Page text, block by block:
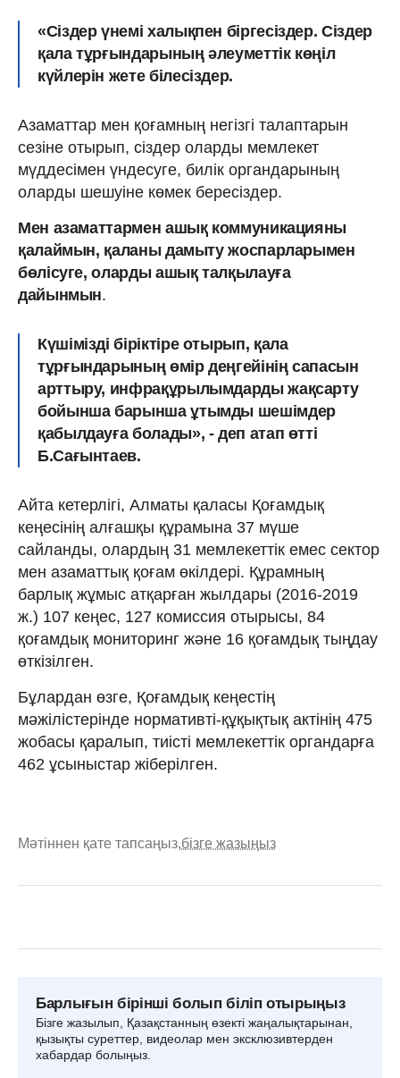
«Сіздер үнемі халықпен біргесіздер. Сіздер
қала тұрғындарының әлеуметтік көңіл
күйлерін жете білесіздер.
Азаматтар мен қоғамның негізгі талаптарын
сезіне отырып, сіздер оларды мемлекет
мүддесімен үндесуге, билік органдарының
оларды шешуіне көмек бересіздер.
Мен азаматтармен ашық коммуникацияны
қалаймын, қаланы дамыту жоспарларымен
бөлісуге, оларды ашық талқылауға
дайынмын.
Күшімізді біріктіре отырып, қала
тұрғындарының өмір деңгейінің сапасын
арттыру, инфрақұрылымдарды жақсарту
бойынша барынша ұтымды шешімдер
қабылдауға болады», - деп атап өтті
Б.Сағынтаев.
Айта кетерлігі, Алматы қаласы Қоғамдық
кеңесінің алғашқы құрамына 37 мүше
сайланды, олардың 31 мемлекеттік емес сектор
мен азаматтық қоғам өкілдері. Құрамның
барлық жұмыс атқарған жылдары (2016-2019
ж.) 107 кеңес, 127 комиссия отырысы, 84
қоғамдық мониторинг және 16 қоғамдық тыңдау
өткізілген.
Бұлардан өзге, Қоғамдық кеңестің
мәжілістерінде нормативті-құқықтық актінің 475
жобасы қаралып, тиісті мемлекеттік органдарға
462 ұсыныстар жіберілген.
Мәтіннен қате тапсаңыз,бізге жазыңыз
Барлығын бірінші болып біліп отырыңыз
Бізге жазылып, Қазақстанның өзекті жаңалықтарынан,
қызықты суреттер, видеолар мен эксклюзивтерден
хабардар болыңыз.